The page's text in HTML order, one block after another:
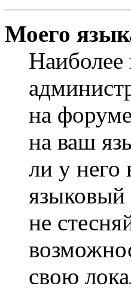
Моего
Наиболее
на
на ваш
ли у него
языковый
не
свою